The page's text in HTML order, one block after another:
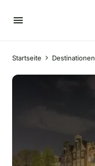
Startseite Destinationen